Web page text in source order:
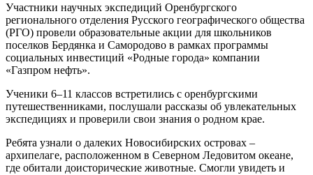
Участники научных экспедиций Оренбургского
регионального отделения Русского географического общества
(РГО) провели образовательные акции для школьников
поселков Бердянка и Самородово в рамках программы
социальных инвестиций «Родные города» компании
«Газпром нефть».
Ученики 6–11 классов встретились с оренбургскими
путешественниками, послушали рассказы об увлекательных
экспедициях и проверили свои знания о родном крае.
Ребята узнали о далеких Новосибирских островах –
архипелаге, расположенном в Северном Ледовитом океане,
где обитали доисторические животные. Смогли увидеть и